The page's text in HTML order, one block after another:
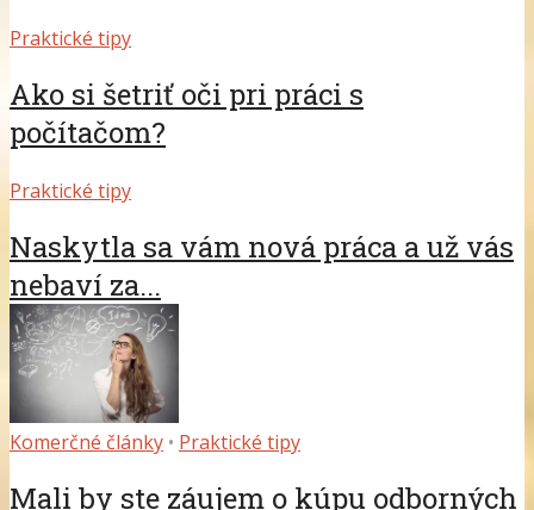
Praktické tipy
Ako si šetriť oči pri práci s
počítačom?
Praktické tipy
Naskytla sa vám nová práca a už vás
nebaví za...
Komerčné články • Praktické tipy
Mali by ste záujem o kúpu odborných